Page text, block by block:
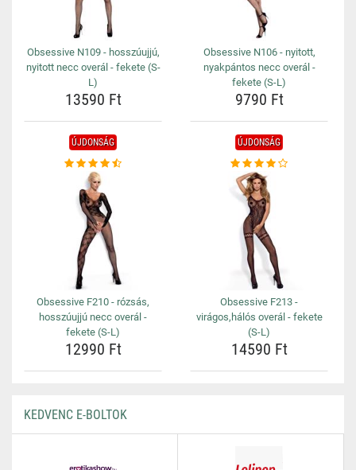
Obsessive N109 - hosszúujjú,
nyitott necc overál - fekete (S-
L)
13590 Ft
Obsessive N106 - nyitott,
nyakpántos necc overál -
fekete (S-L)
9790 Ft
ÚJDONSÁG
Obsessive F210 - rózsás,
hosszúujjú necc overál -
fekete (S-L)
12990 Ft
ÚJDONSÁG
Obsessive F213 -
virágos,hálós overál - fekete
(S-L)
14590 Ft
KEDVENC E-BOLTOK